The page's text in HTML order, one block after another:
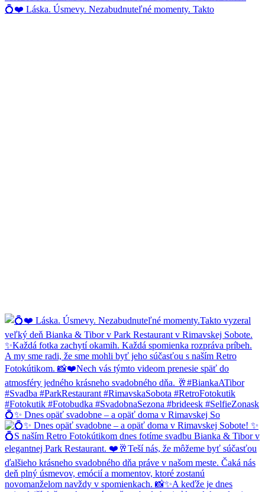
💍❤️ Láska. Úsmevy. Nezabudnuteľné momenty. Takto
💍✨ Dnes opäť svadobne – a opäť doma v Rimavskej So